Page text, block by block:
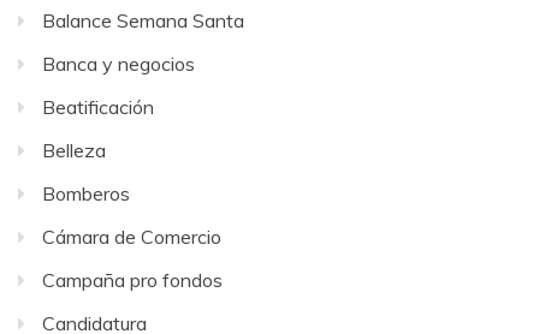
Balance Semana Santa
Banca y negocios
Beatificación
Belleza
Bomberos
Cámara de Comercio
Campaña pro fondos
Candidatura